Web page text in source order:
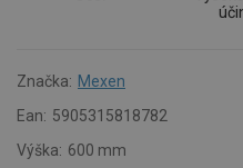
Značka: Mexen
Ean: 5905315818782
Výška: 600 mm